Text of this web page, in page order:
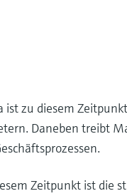
zu diesem
Daneben treibt
Zeitpunkt ist die